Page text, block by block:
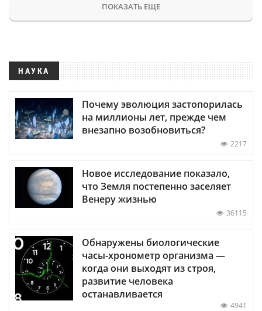
ПОКАЗАТЬ ЕЩЕ
НАУКА
Почему эволюция застопорилась
на миллионы лет, прежде чем
внезапно возобновиться?
2217
Новое исследование показало,
что Земля постепенно заселяет
Венеру жизнью
36115
Обнаружены биологические
часы-хронометр организма —
когда они выходят из строя,
развитие человека
останавливается
4941